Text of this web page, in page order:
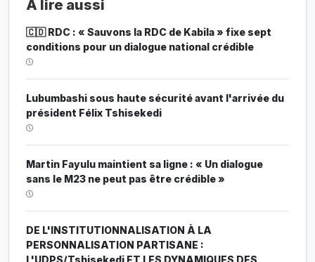
À lire aussi
🇨🇩 RDC : « Sauvons la RDC de Kabila » fixe sept
conditions pour un dialogue national crédible
Lubumbashi sous haute sécurité avant l'arrivée du
président Félix Tshisekedi
Martin Fayulu maintient sa ligne : « Un dialogue
sans le M23 ne peut pas être crédible »
DE L'INSTITUTIONNALISATION À LA
PERSONNALISATION PARTISANE :
L'UDPS/Tshisekedi ET LES DYNAMIQUES DES